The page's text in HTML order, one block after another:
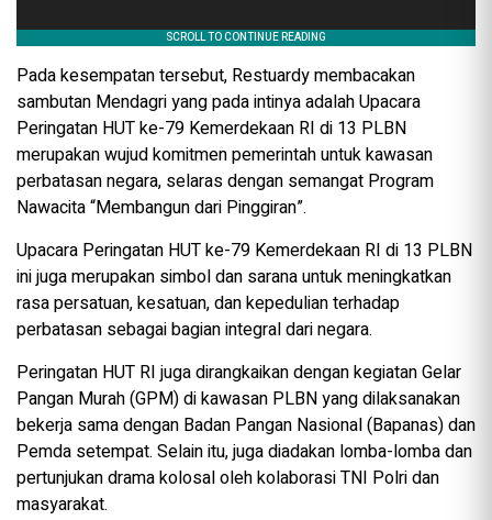
Pada kesempatan tersebut, Restuardy membacakan
sambutan Mendagri yang pada intinya adalah Upacara
Peringatan HUT ke-79 Kemerdekaan RI di 13 PLBN
merupakan wujud komitmen pemerintah untuk kawasan
perbatasan negara, selaras dengan semangat Program
Nawacita “Membangun dari Pinggiran”.
Upacara Peringatan HUT ke-79 Kemerdekaan RI di 13 PLBN
ini juga merupakan simbol dan sarana untuk meningkatkan
rasa persatuan, kesatuan, dan kepedulian terhadap
perbatasan sebagai bagian integral dari negara.
Peringatan HUT RI juga dirangkaikan dengan kegiatan Gelar
Pangan Murah (GPM) di kawasan PLBN yang dilaksanakan
bekerja sama dengan Badan Pangan Nasional (Bapanas) dan
Pemda setempat. Selain itu, juga diadakan lomba-lomba dan
pertunjukan drama kolosal oleh kolaborasi TNI Polri dan
masyarakat.